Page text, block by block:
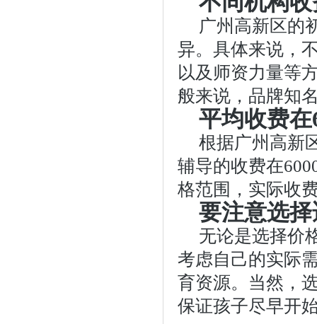
广州高新区的
异。具体来说，
以及师资力量等
般来说，品牌知
平均收费在
根据广州高新
辅导的收费在
格范围，实际收
要注意选
无论是选择价
考虑自己的实际
育资源。当然，
保证孩子尽早开